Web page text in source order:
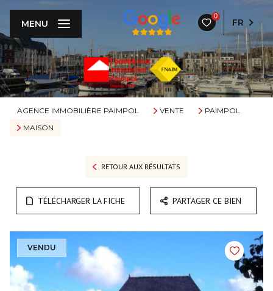
0
FR
MENU
AGENCE IMMOBILIÈRE PAIMPOL VENTE
PAIMPOL
MAISON
RETOUR AUX RÉSULTATS
TÉLÉCHARGER LA FICHE PARTAGER CE BIEN
VENDU